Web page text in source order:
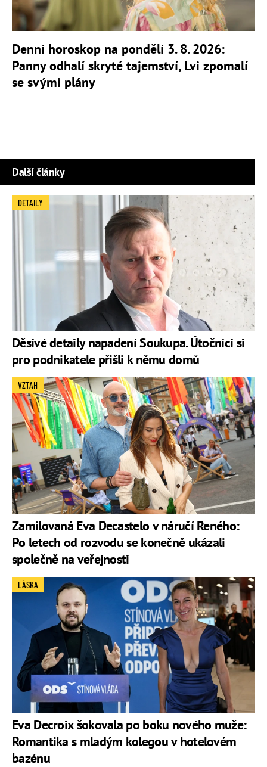
Denní horoskop na pondělí 3. 8. 2026:
Panny odhalí skryté tajemství, Lvi zpomalí
se svými plány
Další články
Děsivé detaily napadení Soukupa. Útočníci si
pro podnikatele přišli k němu domů
DETAILY
Zamilovaná Eva Decastelo v náručí Reného:
Po letech od rozvodu se konečně ukázali
společně na veřejnosti
VZTAH
Eva Decroix šokovala po boku nového muže:
Romantika s mladým kolegou v hotelovém
bazénu
LÁSKA